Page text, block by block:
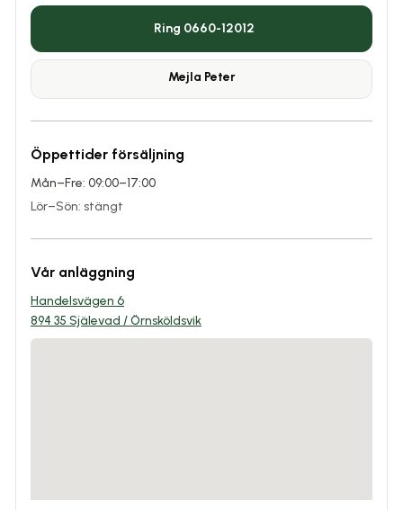
Ring 0660-12012
Mejla Peter
Öppettider försäljning
Mån–Fre: 09:00–17:00
Lör–Sön: stängt
Vår anläggning
Handelsvägen 6
894 35 Själevad / Örnsköldsvik